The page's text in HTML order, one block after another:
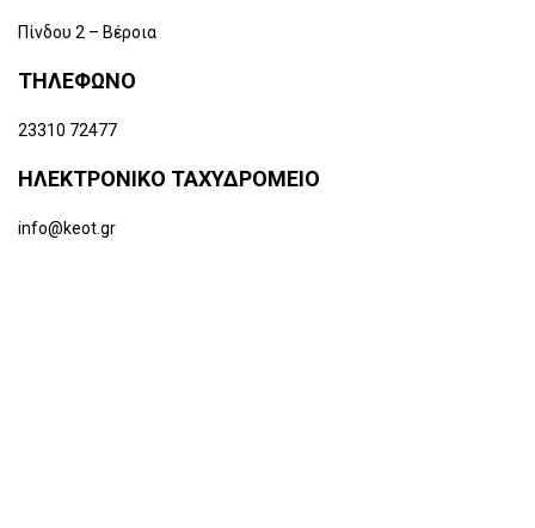
Πίνδου 2 – Βέροια
ΤΗΛΕΦΩΝΟ
23310 72477
ΗΛΕΚΤΡΟΝΙΚΟ ΤΑΧΥΔΡΟΜΕΙΟ
info@keot.gr